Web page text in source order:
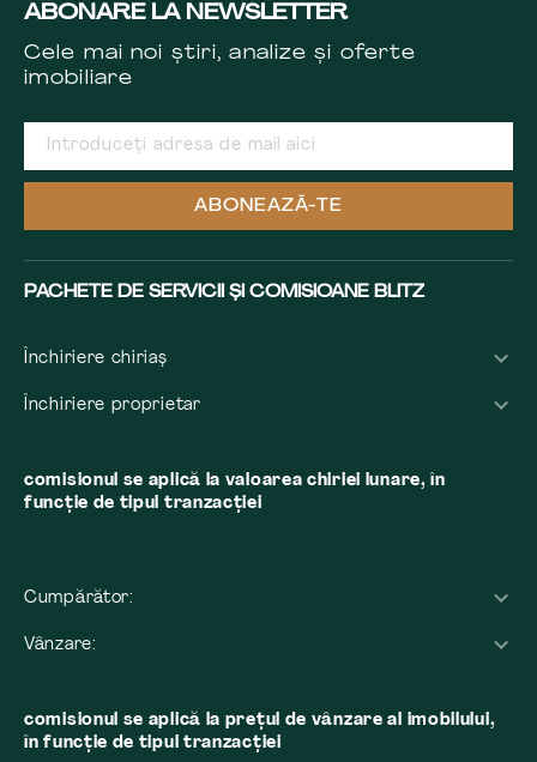
ABONARE LA NEWSLETTER
Cele mai noi știri, analize și oferte
imobiliare
ABONEAZĂ-TE
PACHETE DE SERVICII ȘI COMISIOANE BLITZ
Închiriere chiriaș
Închiriere proprietar
comisionul se aplică la valoarea chiriei lunare, în
funcție de tipul tranzacției
Cumpărător:
Vânzare:
comisionul se aplică la preţul de vânzare al imobilului,
în funcţie de tipul tranzacţiei